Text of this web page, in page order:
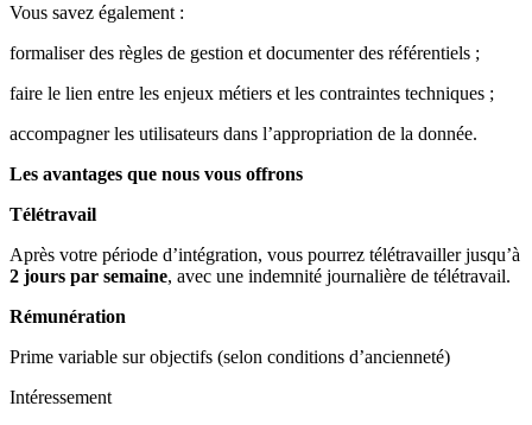
Vous savez également :
formaliser des règles de gestion et documenter des référentiels ;
faire le lien entre les enjeux métiers et les contraintes techniques ;
accompagner les utilisateurs dans l’appropriation de la donnée.
Les avantages que nous vous offrons
Télétravail
Après votre période d’intégration, vous pourrez télétravailler jusqu’à
2 jours par semaine, avec une indemnité journalière de télétravail.
Rémunération
Prime variable sur objectifs (selon conditions d’ancienneté)
Intéressement